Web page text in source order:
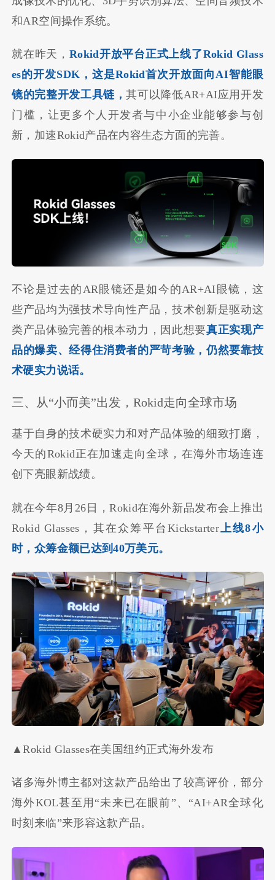
和AR空间操作系统。
就在昨天， Rokid开放平台正式上线了Rokid Glass
es的开发SDK，这是Rokid首次开放面向AI智能眼
镜的完整开发工具链，其可以降低AR+AI应用开发
门槛，让更多个人开发者与中小企业能够参与创
新，加速Rokid产品在内容生态方面的完善。
不论是过去的AR眼镜还是如今的AR+AI眼镜，这
些产品均为强技术导向性产品，技术创新是驱动这
类产品体验完善的根本动力，因此想要真正实现产
品的爆卖、经得住消费者的严苛考验，仍然要靠技
术硬实力说话。
三、从“小而美”出发，Rokid走向全球市场
基于自身的技术硬实力和对产品体验的细致打磨，
今天的Rokid正在加速走向全球，在海外市场连连
创下亮眼新战绩。
就在今年8月26日，Rokid在海外新品发布会上推出
Rokid Glasses，其在众筹平台Kickstarter 上线8小
时，众筹金额已达到40万美元。
▲Rokid Glasses在美国纽约正式海外发布
诸多海外博主都对这款产品给出了较高评价，部分
海外KOL甚至用“未来已在眼前”、“AI+AR全球化
时刻来临”来形容这款产品。